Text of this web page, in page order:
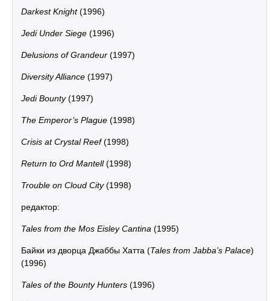
Darkest Knight(1996)
Jedi Under Siege (1996)
Delusions of Grandeur (1997)
Diversity Alliance (1997)
Jedi Bounty(1997)
The Emperor’s Plague (1998)
Crisis at Crystal Reef(1998)
Return to Ord Mantell(1998)
Trouble on Cloud City(1998)
редактор:
Tales from the Mos Eisley Cantina (1995)
Байки из дворца Джаббы Хатта (Tales from Jabba’s Palace)
(1996)
Tales of the Bounty Hunters (1996)